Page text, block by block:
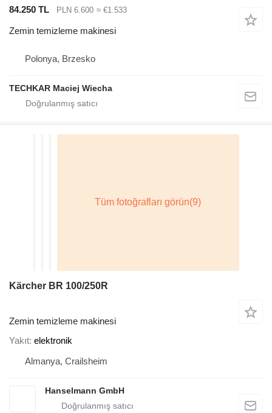
84.250 TL
PLN 6.600 ≈ €1.533
Zemin temizleme makinesi
Polonya, Brzesko
TECHKAR Maciej Wiecha
Kärcher BR 100/250R
Zemin temizleme makinesi
Yakıt elektronik
Almanya, Crailsheim
Hanselmann GmbH